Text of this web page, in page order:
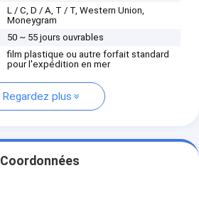
L / C, D / A, T / T, Western Union,
Moneygram
50 ~ 55 jours ouvrables
film plastique ou autre forfait standard
pour l'expédition en mer
Regardez plus
Coordonnées